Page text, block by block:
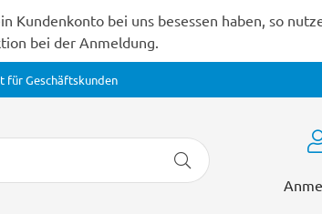
Kundenkonto bei uns besessen haben, so
bei der Anmeldung.
für Geschäftskunden